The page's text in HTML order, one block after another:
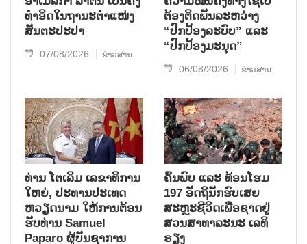
ທຳອິດໃນຖານະຕຳແໜ່ງ
ສັນຕະປະປາ
07/08/2026 ຂ່າວສານ
ຕ້ອງຕິດພັນລະຫວ່າງ
“ປົກປ້ອງລະບົບ” ແລະ
“ປົກປ້ອງມະນຸດ”
06/08/2026 ຂ່າວສານ
ທ່ານ ໂຕ​ເລິມ ເລ​ຂາ​ທິ​ການ​
ໃຫຍ່, ປະ​ທານ​ປະ​ເທດ ​
ຫວຽດ​ນາມ ໃຫ້​ການ​ຕ້ອນ​
ຮັບ​ທ່ານ Samuel
Paparo ຜູ້​ບັນ​ຊາ​ການ
ຄົ້ນ​ພົບ ແລະ ທ້ອນ​ໂຮມ
197 ອັດ​ຖິ​ນັກ​ຮົບ​ເສຍ​
ສະຫຼະ​ຊີ​ວິດ​ເພື່ອ​ຊາດ​ຢູ່​
ສວນ​ສາ​ທາ​ລະ​ນະ ເລ​ທິ​
ຣຽງ